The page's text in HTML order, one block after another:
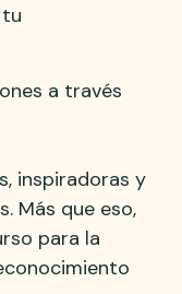
a través
inspiradoras y
Más que eso,
para la